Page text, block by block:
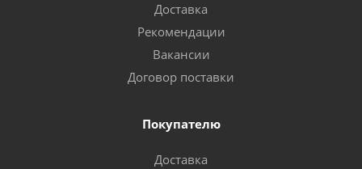
Доставка
Рекомендации
Вакансии
Договор поставки
Покупателю
Доставка